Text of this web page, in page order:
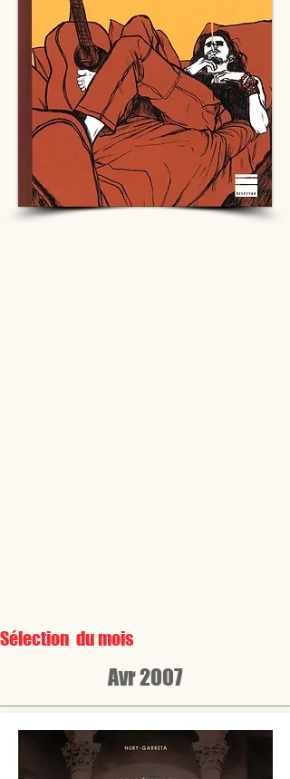
Sélection du mois
Avr 2007